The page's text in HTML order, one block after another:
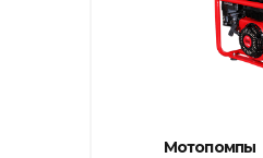
Ручной инструмент
Мотопомпы